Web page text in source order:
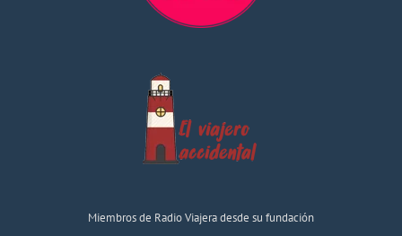
Miembros de Radio Viajera desde su fundación